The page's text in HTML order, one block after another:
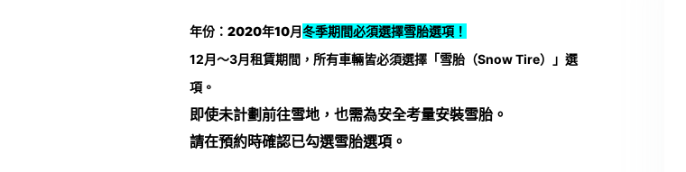
年份：2020年10月冬季期間必須選擇雪胎選項！
12月～3月租賃期間， 所有車輛皆必須選擇「雪胎（Snow Tire）」選
項。
即使未計劃前往雪地，也需為安全考量安裝雪胎。
請在預約時確認已勾選雪胎選項。